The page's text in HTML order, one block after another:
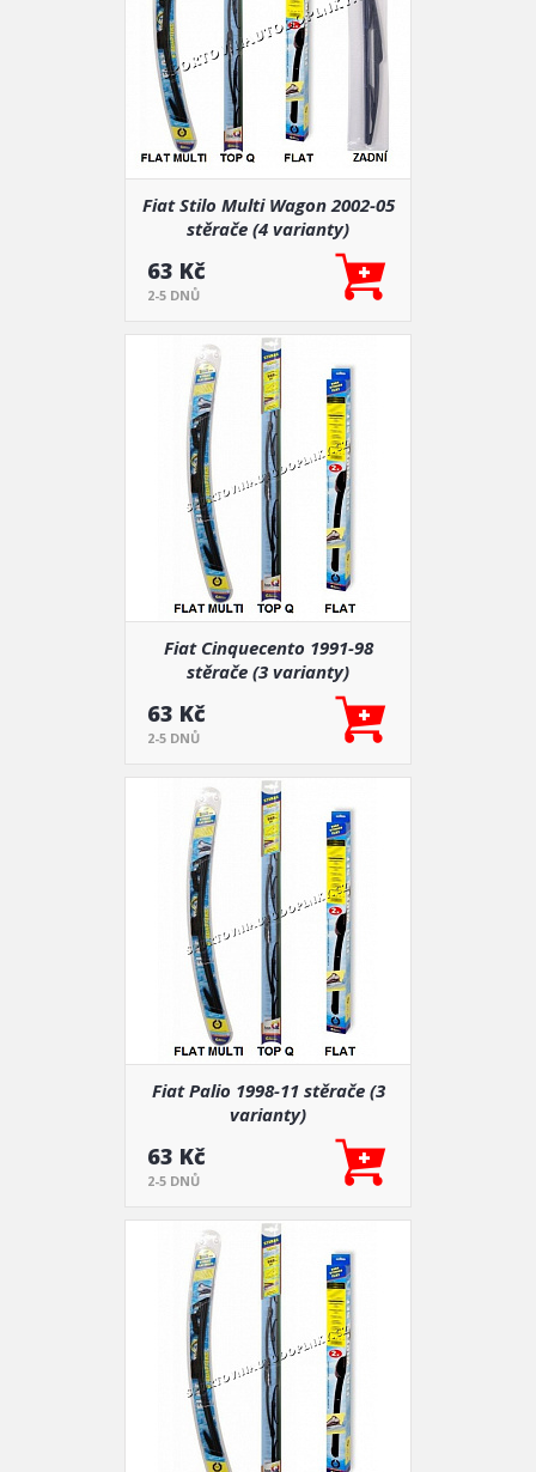
Fiat Stilo Multi Wagon 2002-05
stěrače (4 varianty)
63 Kč
2-5 DNŮ
Fiat Cinquecento 1991-98
stěrače (3 varianty)
63 Kč
2-5 DNŮ
Fiat Palio 1998-11 stěrače (3
varianty)
63 Kč
2-5 DNŮ